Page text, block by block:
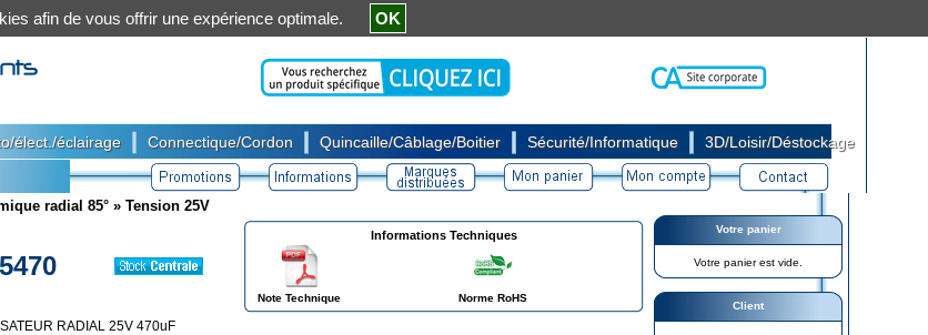
élect./éclairage Connectique/Cordon Quincaille/Câblage/Boitier Sécurité/Informatique 3D/Loisir/Déstockage
radial 85° » Tension 25V
Informations Techniques
Note Technique Norme RoHS
RADIAL 25V 470uF
Votre panier
Votre panier est vide.
Client
afin de vous offrir une expérience optimale. OK